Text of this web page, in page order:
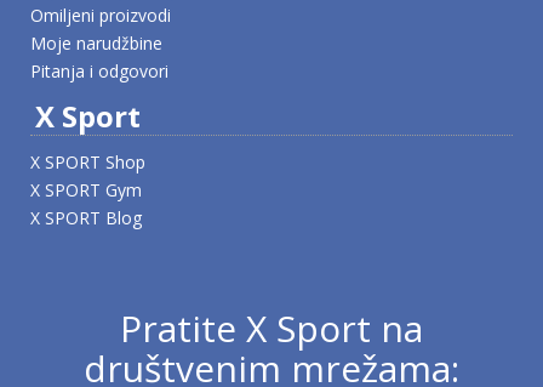
Omiljeni proizvodi
Moje narudžbine
Pitanja i odgovori
X Sport
X SPORT Shop
X SPORT Gym
X SPORT Blog
Pratite X Sport na
društvenim mrežama: